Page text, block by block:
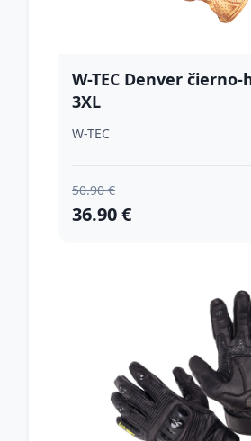
W-TEC Denver čierno-
3XL
W-TEC
50.90 €
36.90 €